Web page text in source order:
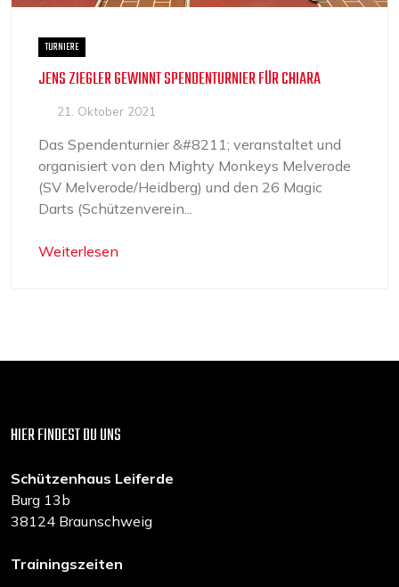
TURNIERE
JENS ZIEGLER GEWINNT SPENDENTURNIER FÜR CHIARA
21. Oktober 2021
Das Spendenturnier &#8211; veranstaltet und
organisiert von den Mighty Monkeys Melverode
(SV Melverode/Heidberg) und den 26 Magic
Darts (Schützenverein...
Weiterlesen
HIER FINDEST DU UNS
Schützenhaus Leiferde
Burg 13b
38124 Braunschweig
Trainingszeiten